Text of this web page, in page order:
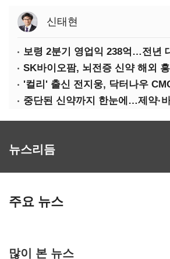
신태현
보령 2분기 영업익 238억…전년
'컬리' 출신 전지웅, 닥터나우
뉴스리듬
주요 뉴스
많이 본 뉴스